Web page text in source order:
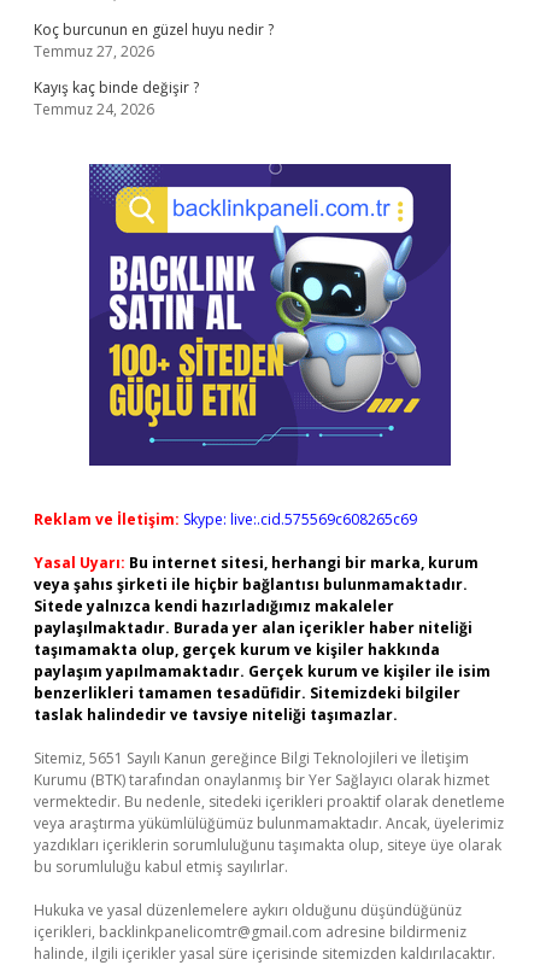
Koç burcunun en güzel huyu nedir ?
Temmuz 27, 2026
Kayış kaç binde değişir ?
Temmuz 24, 2026
Reklam ve İletişim: Skype: live:.cid.575569c608265c69
Yasal Uyarı: Bu internet sitesi, herhangi bir marka, kurum
veya şahıs şirketi ile hiçbir bağlantısı bulunmamaktadır.
Sitede yalnızca kendi hazırladığımız makaleler
paylaşılmaktadır. Burada yer alan içerikler haber niteliği
taşımamakta olup, gerçek kurum ve kişiler hakkında
paylaşım yapılmamaktadır. Gerçek kurum ve kişiler ile isim
benzerlikleri tamamen tesadüfidir. Sitemizdeki bilgiler
taslak halindedir ve tavsiye niteliği taşımazlar.
Sitemiz, 5651 Sayılı Kanun gereğince Bilgi Teknolojileri ve İletişim
Kurumu (BTK) tarafından onaylanmış bir Yer Sağlayıcı olarak hizmet
vermektedir. Bu nedenle, sitedeki içerikleri proaktif olarak denetleme
veya araştırma yükümlülüğümüz bulunmamaktadır. Ancak, üyelerimiz
yazdıkları içeriklerin sorumluluğunu taşımakta olup, siteye üye olarak
bu sorumluluğu kabul etmiş sayılırlar.
Hukuka ve yasal düzenlemelere aykırı olduğunu düşündüğünüz
içerikleri, backlinkpanelicomtr@gmail.com adresine bildirmeniz
halinde, ilgili içerikler yasal süre içerisinde sitemizden kaldırılacaktır.